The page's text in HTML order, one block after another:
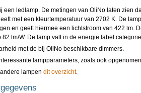
een ledlamp. De metingen van OliNo laten zien
met een kleurtemperatuur van 2702 K. De lamp
en geeft hiermee een lichtstroom van 422 lm.
lm/W. De lamp valt in de energie label
met de bij OliNo beschikbare dimmers.
lampparameters, zoals ook
lampen dit overzicht.